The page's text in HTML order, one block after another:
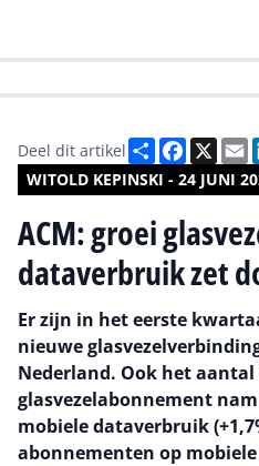
WITOLD KEPINSKI - 24 JUNI
Deel dit artikel Deel X
ACM: groei
dataverbruik zet
Er zijn in het eerste
nieuwe
Nederland. Ook het
glasvezelabonnement
mobiele dataverbruik
abonnementen op mobiele